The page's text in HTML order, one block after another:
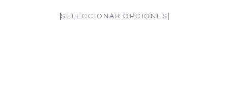
SELECCIONAR OPCIONES